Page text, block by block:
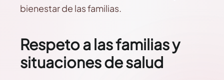
bienestar de las familias.
Respeto a las familias y
situaciones de salud